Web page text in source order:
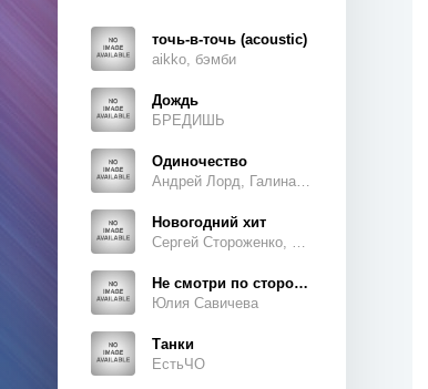
точь-в-точь (acoustic)
aikko, бэмби
Дождь
БРЕДИШЬ
Одиночество
Новогодний хит
Не смотри по сторонам
Юлия Савичева
Танки
ЕстьЧО